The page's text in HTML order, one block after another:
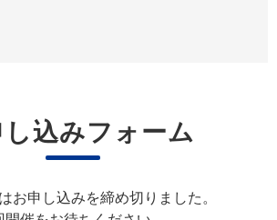
込みフォーム
お申し込みを締め切りました。